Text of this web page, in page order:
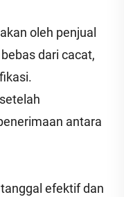
oleh penjual
dari cacat,
antara
efektif dan